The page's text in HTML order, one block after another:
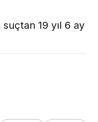
19 yıl 6 ay